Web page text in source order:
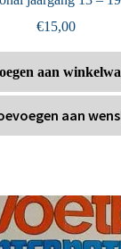
€15,00
aan
aan